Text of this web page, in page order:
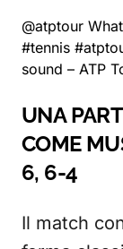
@atptour
#tennis
sound – ATP
UNA
COME
6, 6-4
Il match